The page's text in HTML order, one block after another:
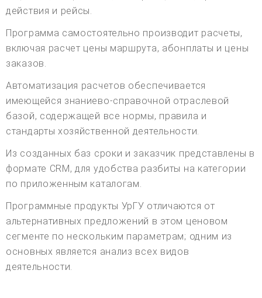
действия и рейсы.
Программа самостоятельно производит расчеты,
включая расчет цены маршрута, абонплаты и цены
заказов.
Автоматизация расчетов обеспечивается
имеющейся знаниево-справочной отраслевой
базой, содержащей все нормы, правила и
стандарты хозяйственной деятельности.
Из созданных баз сроки и заказчик представлены в
формате CRM, для удобства разбиты на категории
по приложенным каталогам.
Программные продукты УрГУ отличаются от
альтернативных предложений в этом ценовом
сегменте по нескольким параметрам; одним из
основных является анализ всех видов
деятельности.